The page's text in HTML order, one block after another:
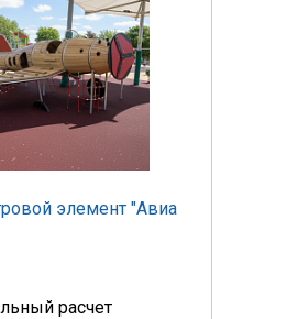
элемент "Авиа
расчет